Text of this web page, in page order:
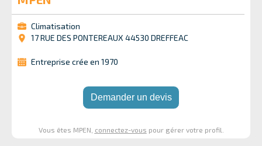
Climatisation
17 RUE DES PONTEREAUX 44530 DREFFEAC
Entreprise crée en 1970
Demander un devis
Vous êtes MPEN, connectez-vous pour gérer votre profil.